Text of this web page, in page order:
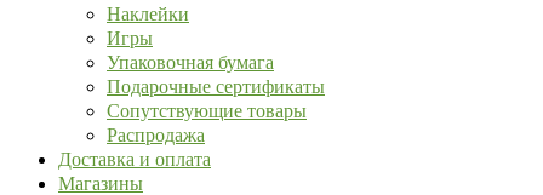
Наклейки
Игры
Упаковочная бумага
Подарочные сертификаты
Сопутствующие товары
Распродажа
Доставка и оплата
Магазины